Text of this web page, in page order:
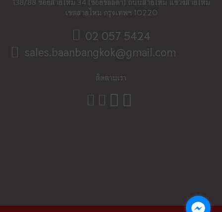
138/88 ซอยสายไหม​ 34 (ซอยชลลดา) ถนนสายไหม แขวงสายไหม
เขตสายไหม กรุงเทพฯ 10220
02 057 5424
sales.baanbangkok@gmail.com
ติดตามเรา